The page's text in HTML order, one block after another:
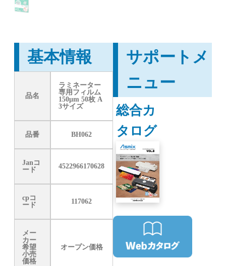
基本情報
品名
ラミネーター
専用フィルム
150μm 50枚 A
3サイズ
品番 BH062
Janコ
ード
4522966170628
cpコ
ード
117062
メー
カー
希望
小売
価格
オープン価格
サポートメ
ニュー
総合カ
タログ